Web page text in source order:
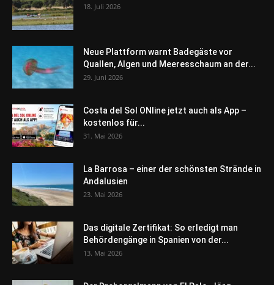
18. Juli 2026
Neue Plattform warnt Badegäste vor
Quallen, Algen und Meeresschaum an der...
29. Juni 2026
Costa del Sol ONline jetzt auch als App –
kostenlos für...
31. Mai 2026
La Barrosa – einer der schönsten Strände in
Andalusien
23. Mai 2026
Das digitale Zertifikat: So erledigt man
Behördengänge in Spanien von der...
13. Mai 2026